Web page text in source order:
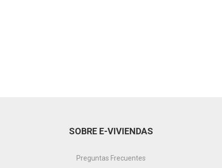
SOBRE E-VIVIENDAS
Preguntas Frecuentes